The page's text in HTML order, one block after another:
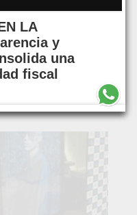
LA
y
una
fiscal